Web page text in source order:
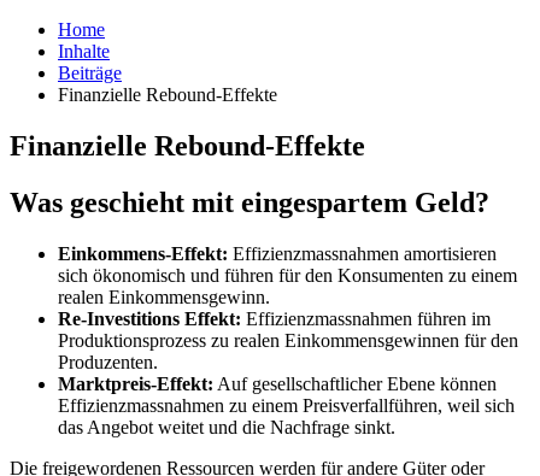
Home
Inhalte
Beiträge
Finanzielle Rebound-Effekte
Finanzielle Rebound-Effekte
Was geschieht mit eingespartem Geld?
Einkommens-Effekt: Effizienzmassnahmen amortisieren
sich ökonomisch und führen für den Konsumenten zu einem
realen Einkommensgewinn.
Re-Investitions Effekt: Effizienzmassnahmen führen im
Produktionsprozess zu realen Einkommensgewinnen für den
Produzenten.
Marktpreis-Effekt: Auf gesellschaftlicher Ebene können
Effizienzmassnahmen zu einem Preisverfallführen, weil sich
das Angebot weitet und die Nachfrage sinkt.
Die freigewordenen Ressourcen werden für andere Güter oder